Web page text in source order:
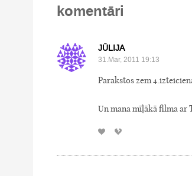
komentāri
JŪLIJA
31.Mar, 2011 19:13
Parakstos zem
Un mana mīļākā filma ar